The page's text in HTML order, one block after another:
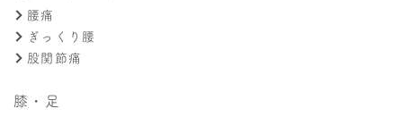
腰痛
ぎっくり腰
股関節痛
膝・足